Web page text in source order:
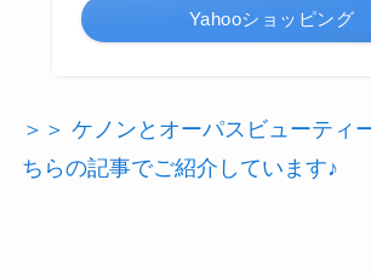
Yahooショッピング
＞＞ ケノンとオーパスビューティ
ちらの記事でご紹介しています♪